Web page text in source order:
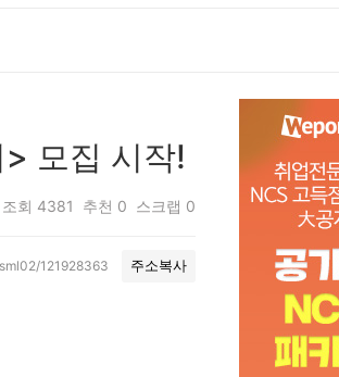
모집 시작!
조회 4381 추천 0 스크랩 0
121928363 주소복사